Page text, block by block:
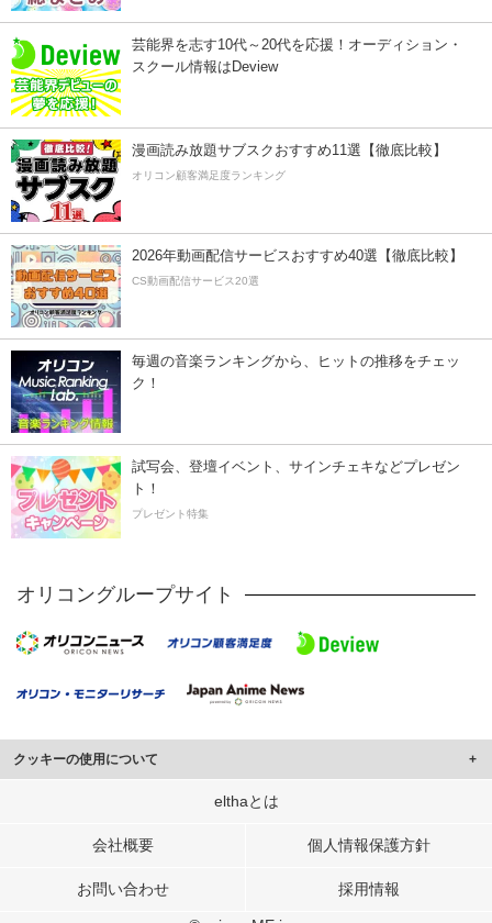
芸能界を志す10代～20代を応援！オーディション・
スクール情報はDeview
漫画読み放題サブスクおすすめ11選【徹底比較】
オリコン顧客満足度ランキング
2026年動画配信サービスおすすめ40選【徹底比較】
CS動画配信サービス20選
毎週の音楽ランキングから、ヒットの推移をチェッ
ク！
試写会、登壇イベント、サインチェキなどプレゼン
ト！
プレゼント特集
オリコングループサイト
クッキーの使用について
このサイトでは Cookie を使用して、ユーザーに合わせたコンテンツや広告の
行っています。
メディアや広告配信、データ解析の各パートナーに提供しています。
elthaとは
会社概要 個人情報保護方針
お問い合わせ 採用情報